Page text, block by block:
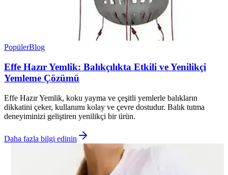
PopülerBlog
Effe Hazır Yemlik: Balıkçılıkta Etkili ve Yenilikçi
Yemleme Çözümü
Effe Hazır Yemlik, koku yayma ve çeşitli yemlerle balıkların
dikkatini çeker, kullanımı kolay ve çevre dostudur. Balık tutma
deneyiminizi geliştiren yenilikçi bir ürün.
Daha fazla bilgi edinin